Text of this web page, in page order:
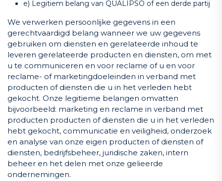
e) Legitiem belang van QUALIPSO of een derde partij
We verwerken persoonlijke gegevens in een
gerechtvaardigd belang wanneer we uw gegevens
gebruiken om diensten en gerelateerde inhoud te
leveren gerelateerde producten en diensten, om met
u te communiceren en voor reclame of u en voor
reclame- of marketingdoeleinden in verband met
producten of diensten die u in het verleden hebt
gekocht. Onze legitieme belangen omvatten
bijvoorbeeld: marketing en reclame in verband met
producten producten of diensten die u in het verleden
hebt gekocht, communicatie en veiligheid, onderzoek
en analyse van onze eigen producten of diensten of
diensten, bedrijfsbeheer, juridische zaken, intern
beheer en het delen met onze gelieerde
ondernemingen.